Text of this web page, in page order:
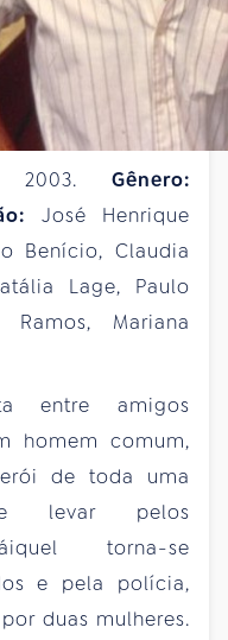
2003. Gênero:
José Henrique
Benício, Claudia
Lage, Paulo
Mariana
entre amigos
homem comum,
de toda uma
levar pelos
torna-se
e pela polícia,
duas mulheres.